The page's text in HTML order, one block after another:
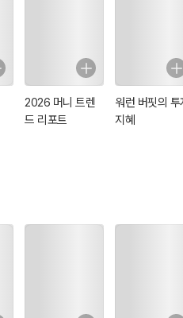
2026 머니 트렌
드 리포트
워런 버핏의 투
지혜